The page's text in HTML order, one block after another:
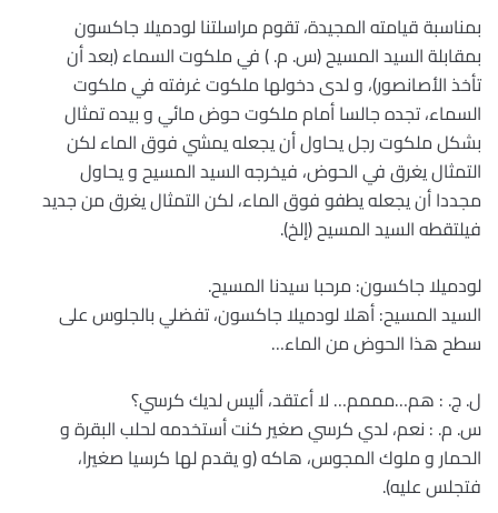
بمناسبة قيامته المجيدة، تقوم مراسلتنا لودميلا جاكسون
بمقابلة السيد المسيح (س. م. ) في ملكوت السماء (بعد أن
تأخذ الأصانصور)، و لدى دخولها ملكوت غرفته في ملكوت
السماء، تجده جالسا أمام ملكوت حوض مائي و بيده تمثال
بشكل ملكوت رجل يحاول أن يجعله يمشي فوق الماء لكن
التمثال يغرق في الحوض، فيخرجه السيد المسيح و يحاول
مجددا أن يجعله يطفو فوق الماء، لكن التمثال يغرق من جديد
فيلتقطه السيد المسيح (إلخ).
لودميلا جاكسون: مرحبا سيدنا المسيح.
السيد المسيح: أهلا لودميلا جاكسون، تفضلي بالجلوس على
سطح هذا الحوض من الماء…
ل. ج. : هم…مممم… لا أعتقد، أليس لديك كرسي؟
س. م. : نعم، لدي كرسي صغير كنت أستخدمه لحلب البقرة و
الحمار و ملوك المجوس، هاكه (و يقدم لها كرسيا صغيرا،
فتجلس عليه).